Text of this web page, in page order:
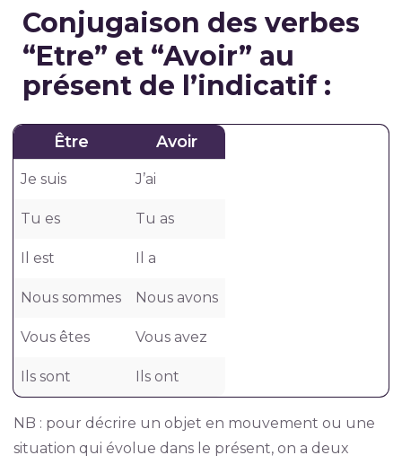
Conjugaison des verbes
“Etre” et “Avoir” au
présent de l’indicatif :
Être Avoir
Je suis J’ai
Tu es Tu as
Il est Il a
Nous sommes Nous avons
Vous êtes Vous avez
Ils sont Ils ont
NB : pour décrire un objet en mouvement ou une
situation qui évolue dans le présent, on a deux